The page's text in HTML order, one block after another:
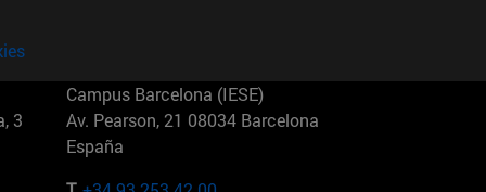
3
Campus Barcelona (IESE)
Av. Pearson, 21 08034 Barcelona
España